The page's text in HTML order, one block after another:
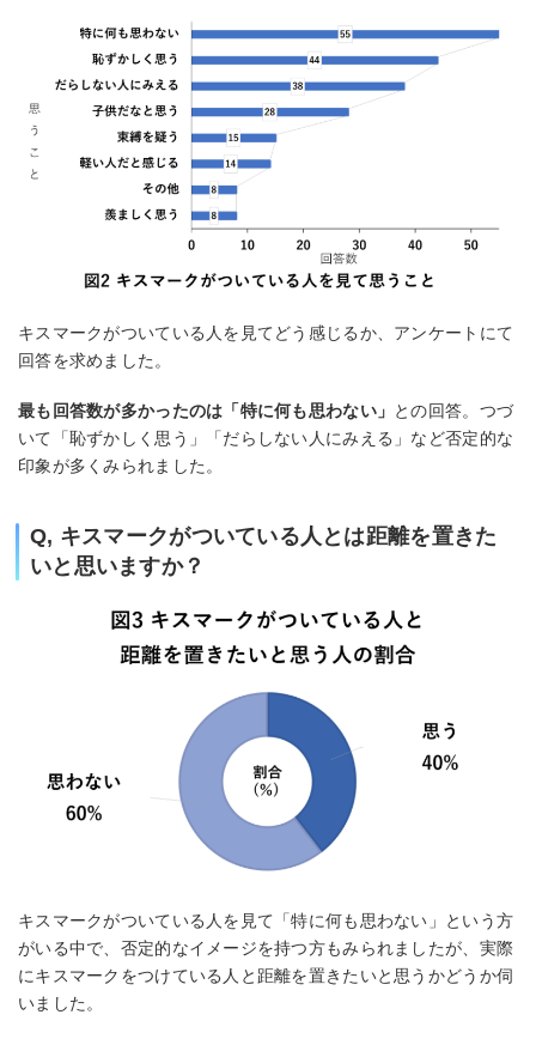
キスマークがついている人を見てどう感じるか、アンケートにて
回答を求めました。
最も回答数が多かったのは「特に何も思わない」 との回答。つづ
いて「恥ずかしく思う」「だらしない人にみえる」など否定的な
印象が多くみられました。
Q, キスマークがついている人とは距離を置きた
いと思いますか？
キスマークがついている人を見て「特に何も思わない」という方
がいる中で、否定的なイメージを持つ方もみられましたが、実際
にキスマークをつけている人と距離を置きたいと思うかどうか伺
いました。